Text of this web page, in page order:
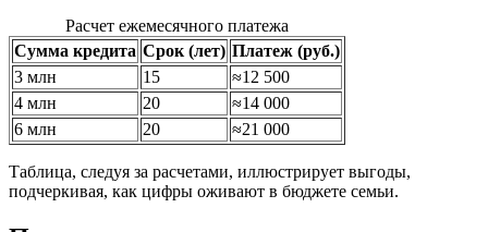
Расчет ежемесячного платежа
Сумма кредита Срок (лет) Платеж (руб.)
3 млн
15
≈12 500
4 млн
20
≈14 000
6 млн
20 ≈21 000
Таблица, следуя за расчетами, иллюстрирует выгоды,
подчеркивая, как цифры оживают в бюджете семьи.